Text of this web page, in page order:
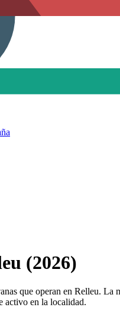
(2026)
que operan en Relleu.
activo en la localidad.